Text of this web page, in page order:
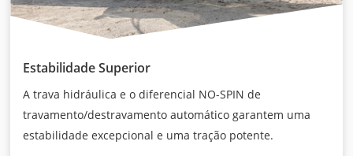
Estabilidade Superior
A trava hidráulica e o diferencial NO-SPIN de
travamento/destravamento automático garantem uma
estabilidade excepcional e uma tração potente.